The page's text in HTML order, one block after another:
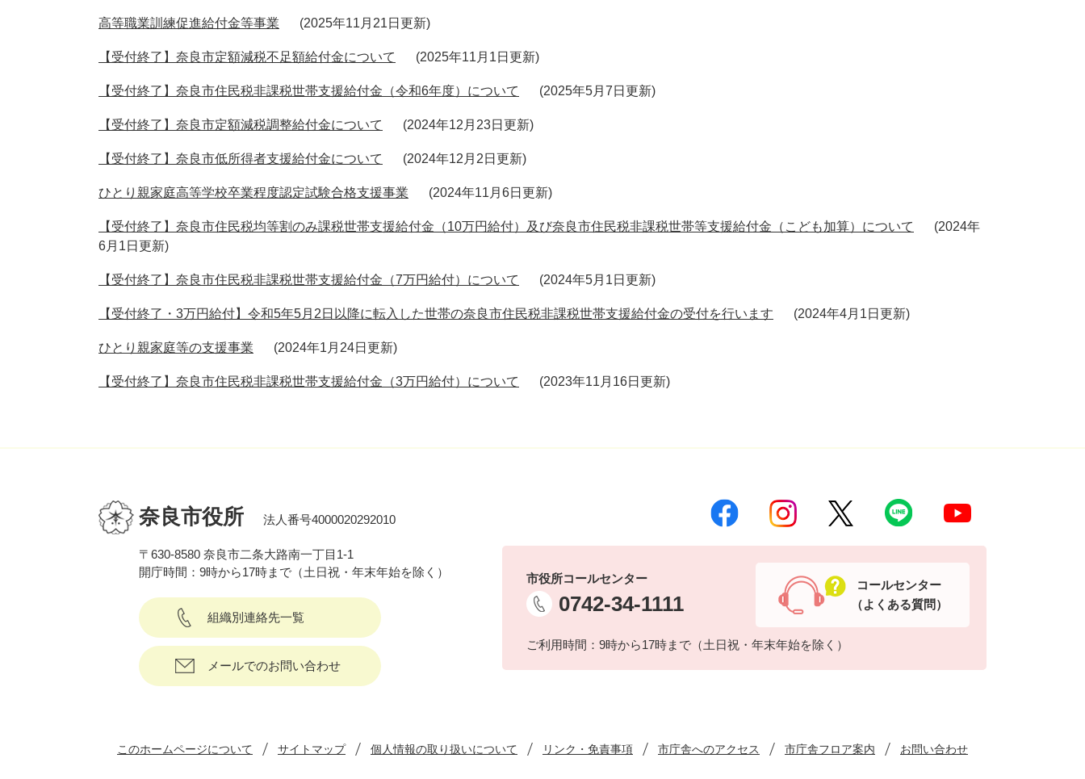
高等職業訓練促進給付金等事業 2025年11月21日更新
【受付終了】奈良市定額減税不足額給付金について 2025年11月1日更新
【受付終了】奈良市住民税非課税世帯支援給付金（令和6年度）について 2025年5月7日更新
【受付終了】奈良市定額減税調整給付金について 2024年12月23日更新
【受付終了】奈良市低所得者支援給付金について 2024年12月2日更新
ひとり親家庭高等学校卒業程度認定試験合格支援事業 2024年11月6日更新
【受付終了】奈良市住民税均等割のみ課税世帯支援給付金（10万円給付）及び奈良市住民税非課税世帯等支援給付金（こども加算）について
2024年
6月1日更新
【受付終了】奈良市住民税非課税世帯支援給付金（7万円給付）について 2024年5月1日更新
【受付終了・3万円給付】令和5年5月2日以降に転入した世帯の奈良市住民税非課税世帯支援給付金の受付を行います 2024年4月1日更新
ひとり親家庭等の支援事業 2024年1月24日更新
【受付終了】奈良市住民税非課税世帯支援給付金（3万円給付）について 2023年11月16日更新
奈良市役所 法人番号4000020292010
〒630-8580 奈良市二条大路南一丁目1-1
開庁時間：9時から17時まで（土日祝・年末年始を除く）
組織別連絡先一覧
メールでのお問い合わせ
市役所コールセンター
0742-34-1111
ご利用時間：9時から17時まで（土日祝・年末年始を除く）
コールセンター
（よくある質問）
このホームページについて サイトマップ 個人情報の取り扱いについて リンク・免責事項 市庁舎へのアクセス 市庁舎フロア案内 お問い合わせ